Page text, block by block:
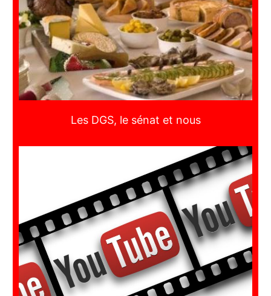
Les DGS, le sénat et nous